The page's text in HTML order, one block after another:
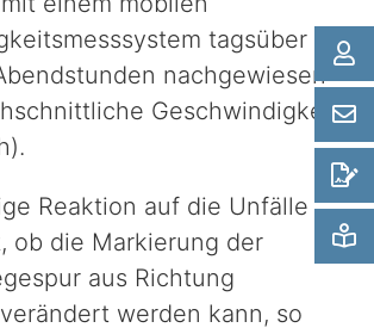
tagsüber
nachgewiesen
Geschwindigkeit
Reaktion auf die Unfälle
ob die Markierung der
aus Richtung
werden kann, so